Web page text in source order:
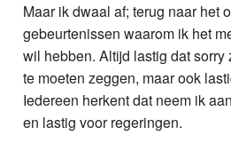
Maar ik dwaal af; terug naar het
gebeurtenissen waarom ik het
wil hebben. Altijd lastig dat sorry
te moeten zeggen, maar ook
Iedereen herkent dat neem ik
en lastig voor regeringen.